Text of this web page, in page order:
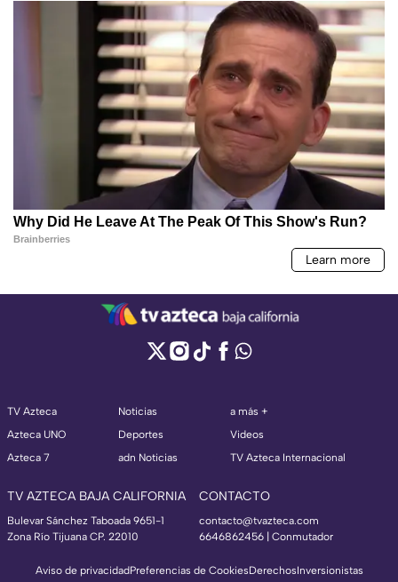
TV Azteca
Azteca UNO
Azteca 7
Noticias
Deportes
adn Noticias
a más +
Videos
TV Azteca Internacional
TV AZTECA BAJA CALIFORNIA
Bulevar Sánchez Taboada 9651-1
Zona Río Tijuana CP. 22010
CONTACTO
contacto@tvazteca.com
6646862456 | Conmutador
Aviso de privacidadPreferencias de CookiesDerechosInversionistas